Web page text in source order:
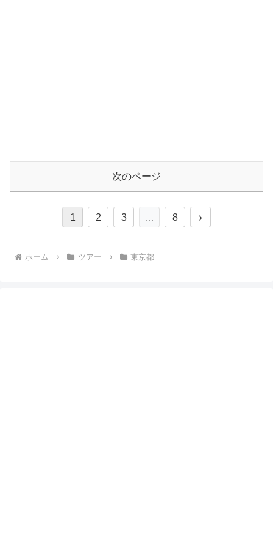
次のページ
1 2 3 … 8
次
ホーム ツアー 東京都